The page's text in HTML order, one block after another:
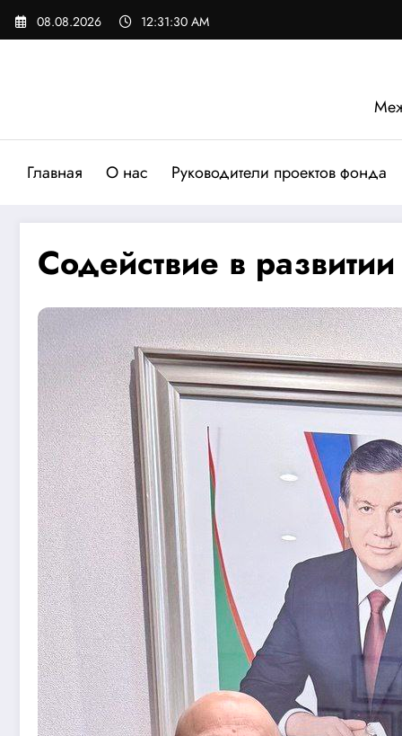
Перейти
08.08.2026 12:31:32 AM
Главная О нас Руководители проектов фонда
Содействие в